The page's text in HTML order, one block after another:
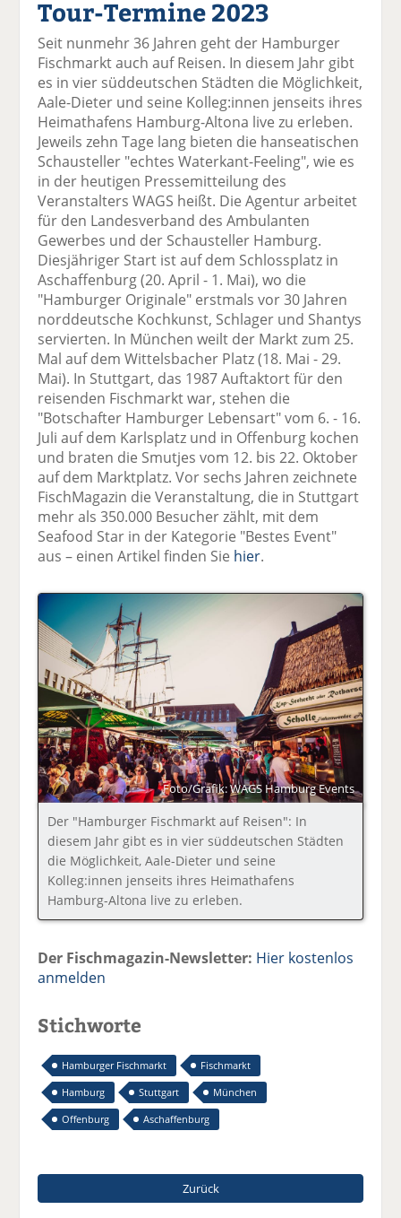
uf
F
ac
e
b
o
o
k
te
il
e
n
wi
tt
er
n
uf
Li
n
k
e
di
n
il
n
er
E
m
ai
l
v
er
n
n
ck
e
n
Tour-Termine 2023
Seit nunmehr 36 Jahren geht der Hamburger
Fischmarkt auch auf Reisen. In diesem Jahr gibt
es in vier süddeutschen Städten die Möglichkeit,
Aale-Dieter und seine Kolleg:innen jenseits ihres
Heimathafens Hamburg-Altona live zu erleben.
Jeweils zehn Tage lang bieten die hanseatischen
Schausteller "echtes Waterkant-Feeling", wie es
in der heutigen Pressemitteilung des
Veranstalters WAGS heißt. Die Agentur arbeitet
für den Landesverband des Ambulanten
Gewerbes und der Schausteller Hamburg.
Diesjähriger Start ist auf dem Schlossplatz in
Aschaffenburg (20. April - 1. Mai), wo die
"Hamburger Originale" erstmals vor 30 Jahren
norddeutsche Kochkunst, Schlager und Shantys
servierten. In München weilt der Markt zum 25.
Mal auf dem Wittelsbacher Platz (18. Mai - 29.
Mai). In Stuttgart, das 1987 Auftaktort für den
reisenden Fischmarkt war, stehen die
"Botschafter Hamburger Lebensart" vom 6. - 16.
Juli auf dem Karlsplatz und in Offenburg kochen
und braten die Smutjes vom 12. bis 22. Oktober
auf dem Marktplatz. Vor sechs Jahren zeichnete
FischMagazin die Veranstaltung, die in Stuttgart
mehr als 350.000 Besucher zählt, mit dem
Seafood Star in der Kategorie "Bestes Event"
aus – einen Artikel finden Sie hier.
Foto/Grafik: WAGS Hamburg Events
Der "Hamburger Fischmarkt auf Reisen": In
diesem Jahr gibt es in vier süddeutschen Städten
die Möglichkeit, Aale-Dieter und seine
Kolleg:innen jenseits ihres Heimathafens
Hamburg-Altona live zu erleben.
Der Fischmagazin-Newsletter: Hier kostenlos
anmelden
Stichworte
Hamburger Fischmarkt
Fischmarkt
Hamburg
Stuttgart
München
Offenburg
Aschaffenburg
Zurück